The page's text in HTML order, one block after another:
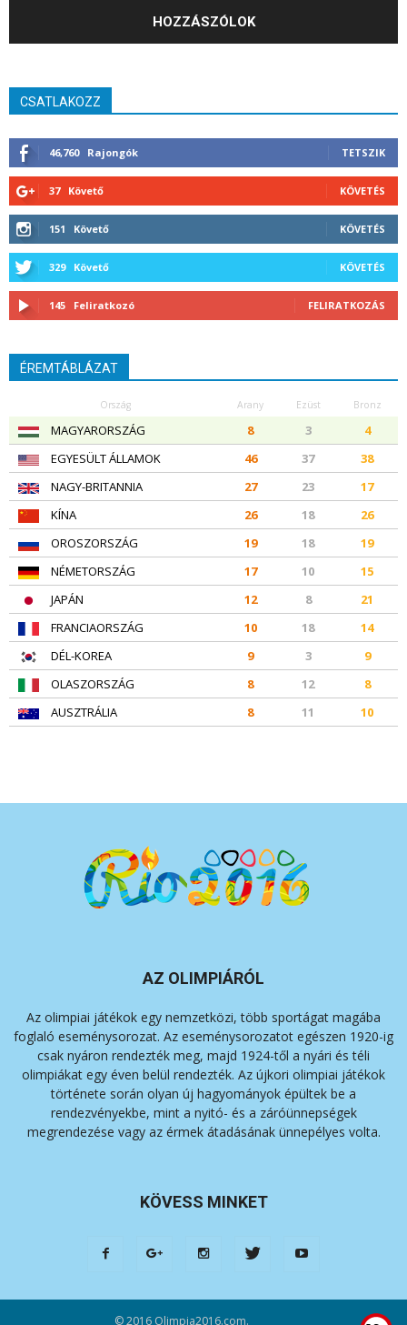
CSATLAKOZZ
46,760 Rajongók TETSZIK
37 Követő KÖVETÉS
151 Követő KÖVETÉS
329 Követő KÖVETÉS
145 Feliratkozó FELIRATKOZÁS
ÉREMTÁBLÁZAT
Ország Arany Ezüst Bronz
MAGYARORSZÁG 8 3
4
EGYESÜLT ÁLLAMOK
46 37
38
NAGY-BRITANNIA
27 23
17
KÍNA
26 18
26
OROSZORSZÁG
19 18
19
NÉMETORSZÁG
17 10
15
JAPÁN
12 8
21
FRANCIAORSZÁG
10 18
14
DÉL-KOREA
9 3
9
OLASZORSZÁG
8 12
8
AUSZTRÁLIA
8 11 10
AZ OLIMPIÁRÓL
Az olimpiai játékok egy nemzetközi, több sportágat magába
foglaló eseménysorozat. Az eseménysorozatot egészen 1920-ig
csak nyáron rendezték meg, majd 1924-től a nyári és téli
olimpiákat egy éven belül rendezték. Az újkori olimpiai játékok
története során olyan új hagyományok épültek be a
rendezvényekbe, mint a nyitó- és a záróünnepségek
megrendezése vagy az érmek átadásának ünnepélyes volta.
KÖVESS MINKET
© 2016 Olimpia2016.com.